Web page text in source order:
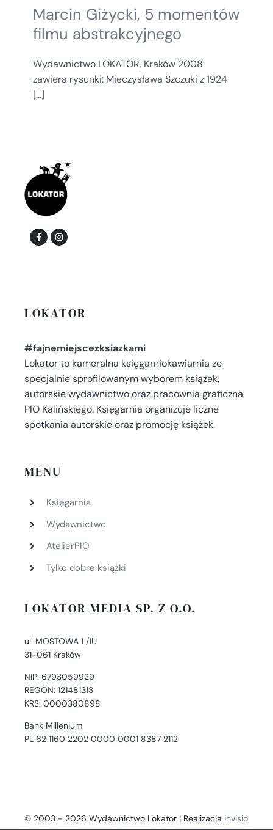
Marcin Giżycki, 5 momentów
filmu abstrakcyjnego
Wydawnictwo LOKATOR, Kraków 2008
zawiera rysunki: Mieczysława Szczuki z 1924
[...]
LOKATOR
#fajnemiejscezksiazkami
Lokator to kameralna księgarniokawiarnia ze
specjalnie sprofilowanym wyborem książek,
autorskie wydawnictwo oraz pracownia graficzna
PIO Kalińskiego. Księgarnia organizuje liczne
spotkania autorskie oraz promocję książek.
MENU
Księgarnia
Wydawnictwo
AtelierPIO
Tylko dobre książki
LOKATOR MEDIA SP. Z O.O.
ul. MOSTOWA 1 /1U
31-061 Kraków
NIP: 6793059929
REGON: 121481313
KRS: 0000380898
Bank Millenium
PL 62 1160 2202 0000 0001 8387 2112
© 2003 - 2026 Wydawnictwo Lokator | Realizacja Invisio